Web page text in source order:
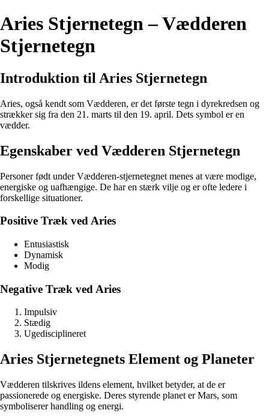
Aries Stjernetegn – Vædderen
Stjernetegn
Introduktion til Aries Stjernetegn
Aries, også kendt som Vædderen, er det første tegn i dyrekredsen og
strækker sig fra den 21. marts til den 19. april. Dets symbol er en
vædder.
Egenskaber ved Vædderen Stjernetegn
Personer født under Vædderen-stjernetegnet menes at være modige,
energiske og uafhængige. De har en stærk vilje og er ofte ledere i
forskellige situationer.
Positive Træk ved Aries
Entusiastisk
Dynamisk
Modig
Negative Træk ved Aries
Impulsiv
Stædig
Ugedisciplineret
Aries Stjernetegnets Element og Planeter
Vædderen tilskrives ildens element, hvilket betyder, at de er
passionerede og energiske. Deres styrende planet er Mars, som
symboliserer handling og energi.